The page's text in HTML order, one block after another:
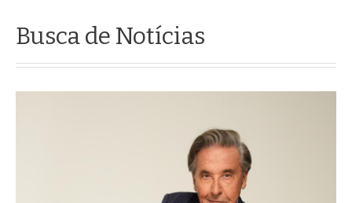
Busca de Notícias